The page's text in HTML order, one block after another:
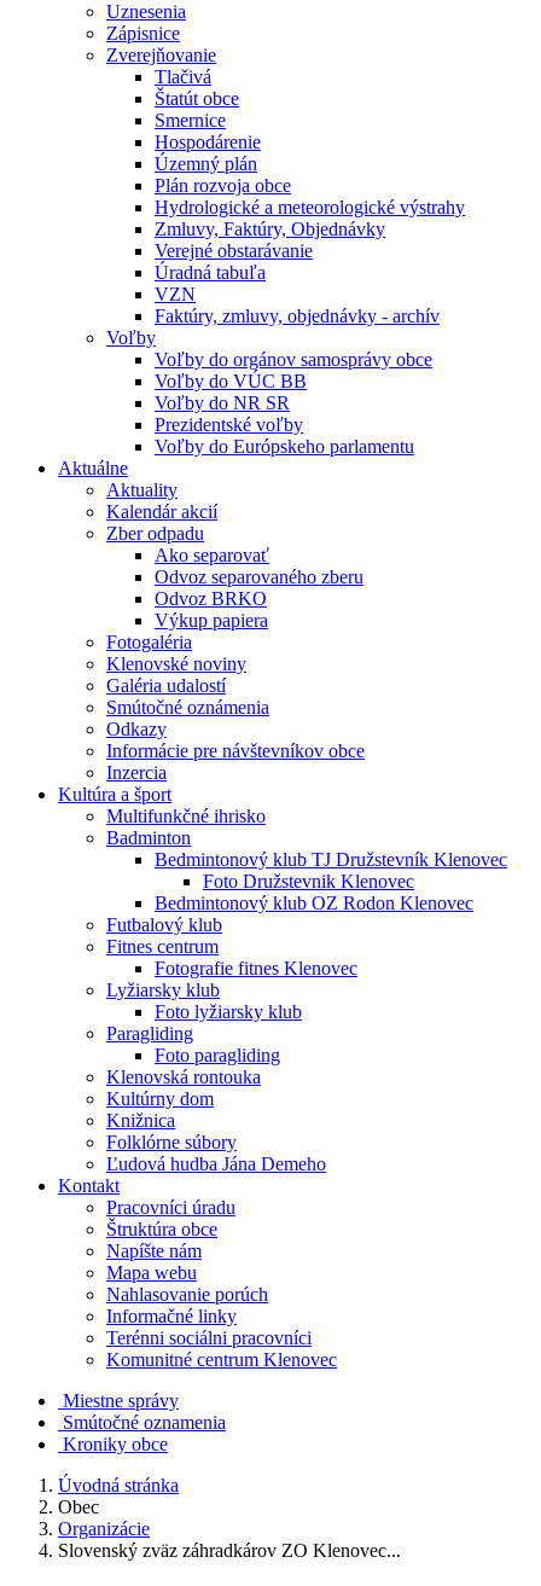
Uznesenia
Zápisnice
Zverejňovanie
Tlačivá
Štatút obce
Smernice
Hospodárenie
Územný plán
Plán rozvoja obce
Hydrologické a meteorologické výstrahy
Zmluvy, Faktúry, Objednávky
Verejné obstarávanie
Úradná tabuľa
VZN
Faktúry, zmluvy, objednávky - archív
Voľby
Voľby do orgánov samosprávy obce
Voľby do VÚC BB
Voľby do NR SR
Prezidentské voľby
Voľby do Európskeho parlamentu
Aktuálne
Aktuality
Kalendár akcií
Zber odpadu
Ako separovať
Odvoz separovaného zberu
Odvoz BRKO
Výkup papiera
Fotogaléria
Klenovské noviny
Galéria udalostí
Smútočné oznámenia
Odkazy
Informácie pre návštevníkov obce
Inzercia
Kultúra a šport
Multifunkčné ihrisko
Badminton
Bedmintonový klub TJ Družstevník Klenovec
Foto Družstevnik Klenovec
Bedmintonový klub OZ Rodon Klenovec
Futbalový klub
Fitnes centrum
Fotografie fitnes Klenovec
Lyžiarsky klub
Foto lyžiarsky klub
Paragliding
Foto paragliding
Klenovská rontouka
Kultúrny dom
Knižnica
Folklórne súbory
Ľudová hudba Jána Demeho
Kontakt
Pracovníci úradu
Štruktúra obce
Napíšte nám
Mapa webu
Nahlasovanie porúch
Informačné linky
Terénni sociálni pracovníci
Komunitné centrum Klenovec
Miestne správy
Smútočné oznamenia
Kroniky obce
Úvodná stránka
Obec
Organizácie
Slovenský zväz záhradkárov ZO Klenovec...